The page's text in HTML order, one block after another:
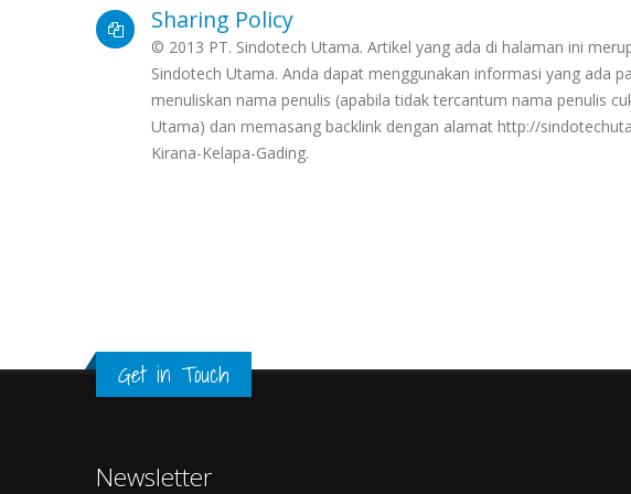
Sharing Policy
© 2013 PT. Sindotech Utama. Artikel yang ada di halaman ini
Sindotech Utama. Anda dapat menggunakan informasi yang ada
menuliskan nama penulis (apabila tidak tercantum nama penulis
Utama) dan memasang backlink dengan alamat http://
Kirana-Kelapa-Gading.
Get in Touch
Newsletter